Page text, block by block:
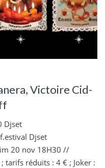
Victoire Cid-
Djset
Djset
20 nov 18H30 //
réduits : 4 € ; Joker :